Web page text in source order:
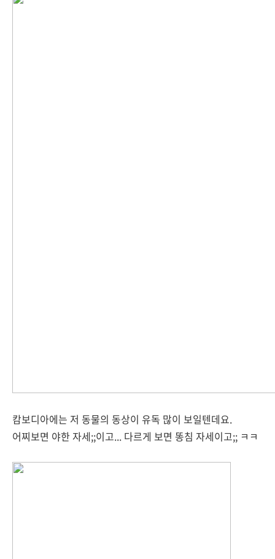
캄보디아에는 저 동물의 동상이 유독 많이 보일텐데요.
어찌보면 야한 자세;;이고... 다르게 보면 똥침 자세이고;; ㅋㅋ